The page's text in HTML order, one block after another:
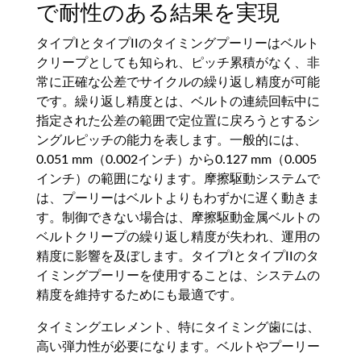
で耐性のある結果を実現
タイプIとタイプIIのタイミングプーリーはベルト
クリープとしても知られ、ピッチ累積がなく、非
常に正確な公差でサイクルの繰り返し精度が可能
です。繰り返し精度とは、ベルトの連続回転中に
指定された公差の範囲で定位置に戻ろうとするシ
ングルピッチの能力を表します。一般的には、
0.051 mm（0.002インチ）から0.127 mm（0.005
インチ）の範囲になります。摩擦駆動システムで
は、プーリーはベルトよりもわずかに遅く動きま
す。制御できない場合は、摩擦駆動金属ベルトの
ベルトクリープの繰り返し精度が失われ、運用の
精度に影響を及ぼします。タイプIとタイプIIのタ
イミングプーリーを使用することは、システムの
精度を維持するためにも最適です。
タイミングエレメント、特にタイミング歯には、
高い弾力性が必要になります。ベルトやプーリー